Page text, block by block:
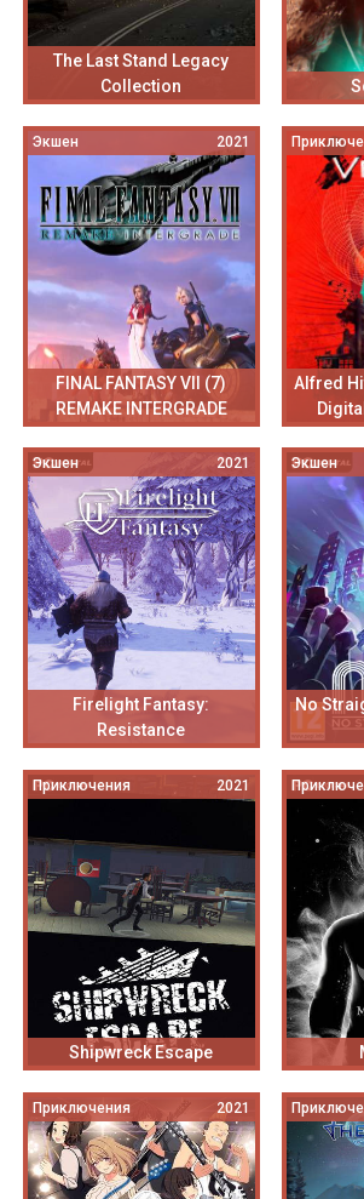
The Last Stand Legacy
Collection
Экшен 2021
FINAL FANTASY VII (7)
REMAKE INTERGRADE
Alfred
Экшен 2021
Firelight Fantasy:
Resistance
Экшен
No
Приключения 2021
Shipwreck Escape
Приключения 2021